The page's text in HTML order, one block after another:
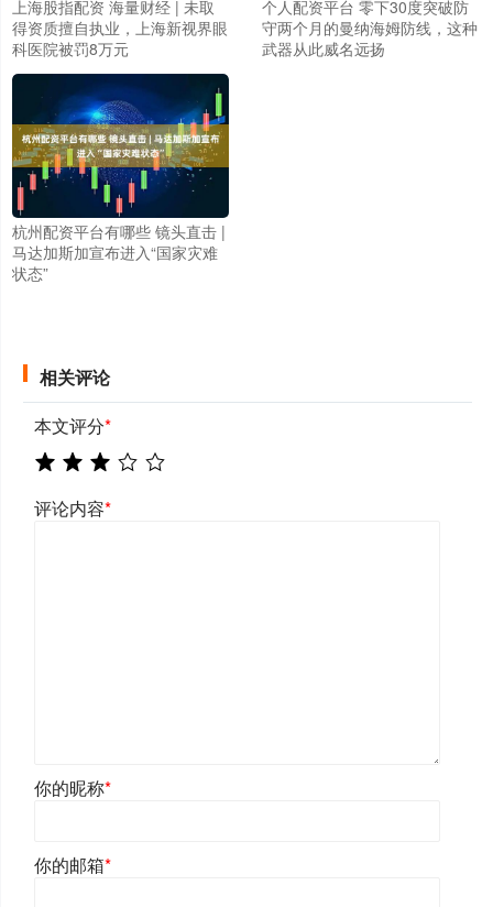
上海股指配资 海量财经 | 未取
得资质擅自执业，上海新视界眼
科医院被罚8万元
个人配资平台 零下30度突破防
守两个月的曼纳海姆防线，这种
武器从此威名远扬
杭州配资平台有哪些 镜头直击 |
马达加斯加宣布进入“国家灾难
状态”
相关评论
本文评分*
评论内容*
你的昵称*
你的邮箱*